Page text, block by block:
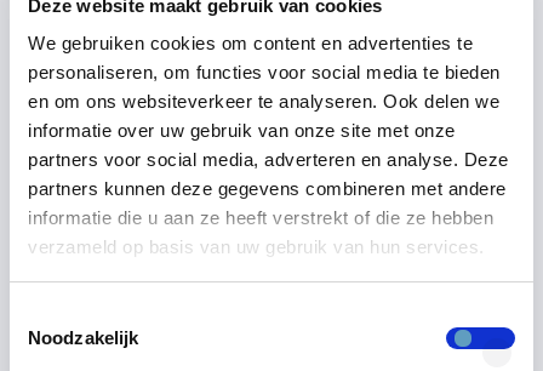
Deze website maakt gebruik van cookies
We gebruiken cookies om content en advertenties te
personaliseren, om functies voor social media te bieden
en om ons websiteverkeer te analyseren. Ook delen we
informatie over uw gebruik van onze site met onze
partners voor social media, adverteren en analyse. Deze
partners kunnen deze gegevens combineren met andere
informatie die u aan ze heeft verstrekt of die ze hebben
verzameld op basis van uw gebruik van hun services.
Noodzakelijk
18/02/2025 6MIN OM TE LEZEN
NIEUWE DART-MODULE VOOR
KIOTA: OPEN SOURCE
SAMENWERKING
Bij Team KeyHub werken we aan een
innovatie die al lange tijd op onze
wensenlijst stond: ...